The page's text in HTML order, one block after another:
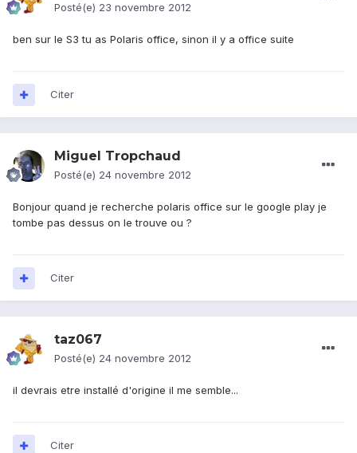
Posté(e) 23 novembre 2012
ben sur le S3 tu as Polaris office, sinon il y a office suite
Citer
Miguel Tropchaud
Posté(e) 24 novembre 2012
Bonjour quand je recherche polaris office sur le google play je
tombe pas dessus on le trouve ou ?
Citer
taz067
Posté(e) 24 novembre 2012
il devrais etre installé d'origine il me semble...
Citer